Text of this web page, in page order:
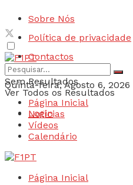
Sobre Nós
Política de privacidade
Contactos
Quinta-feira, Agosto 6, 2026
Login
Sem Resultados
Ver Todos os Resultados
Página Inicial
Notícias
Vídeos
Calendário
Página Inicial